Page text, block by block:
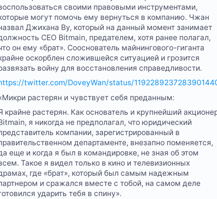
своими правовыми инструментами,
могут помочь ему вернуться в компанию. Чжан
Джихана Ву, который на данный момент занимает
СЕО Bitmain, предателем, хотя ранее полагал,
он ему «брат». Сооснователь майнингового-гиганта
оскорблен сложившейся ситуацией и грозится
войну для восстановления справедливости.
twitter.com/DoveyWan/status/
растерян и чувствует себя преданным:
крайне растерян. Как основатель и крупнейший
я никогда не предполагал, что юридический
компании, зарегистрированный в
департаменте, внезапно поменяется,
еще и когда я был в командировке, не зная об этом
Такое я видел только в кино и телевизионных
где «брат», который был самым надежным
и сражался вместе с тобой, на самом деле
ударить тебя в спину».